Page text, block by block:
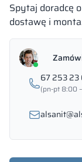
Spytaj doradcę
dostawę i
67 253 23
(pn-pt 8:00